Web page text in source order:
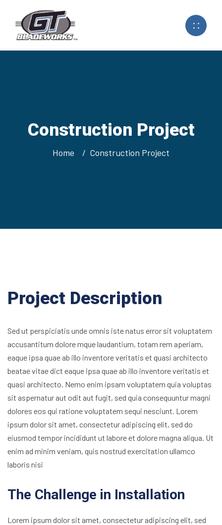
Construction Project
Home Construction Project
Project Description
Sed ut perspiciatis unde omnis iste natus error sit voluptatem
accusantitum dolore mque laudantium, totam rem aperiam,
eaque ipsa quae ab illo inventore veritatis et quasi architecto
beatae vitae dict eaque ipsa quae ab illo inventore veritatis et
quasi architecto. Nemo enim ipsam voluptatem quia voluptas
sit aspernatur aut odit aut fugit, sed quia consequuntur magni
dolores eos qui ratione voluptatem sequi nesciunt. Lorem
ipsum dolor sit amet, consectetur adipiscing elit, sed do
eiusmod tempor incididunt ut labore et dolore magna aliqua. Ut
enim ad minim veniam, quis nostrud exercitation ullamco
laboris nisi
The Challenge in Installation
Lorem ipsum dolor sit amet, consectetur adipiscing elit, sed